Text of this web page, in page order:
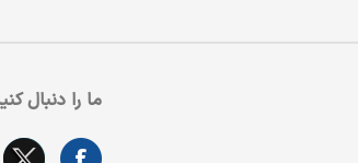
ما را دنبال